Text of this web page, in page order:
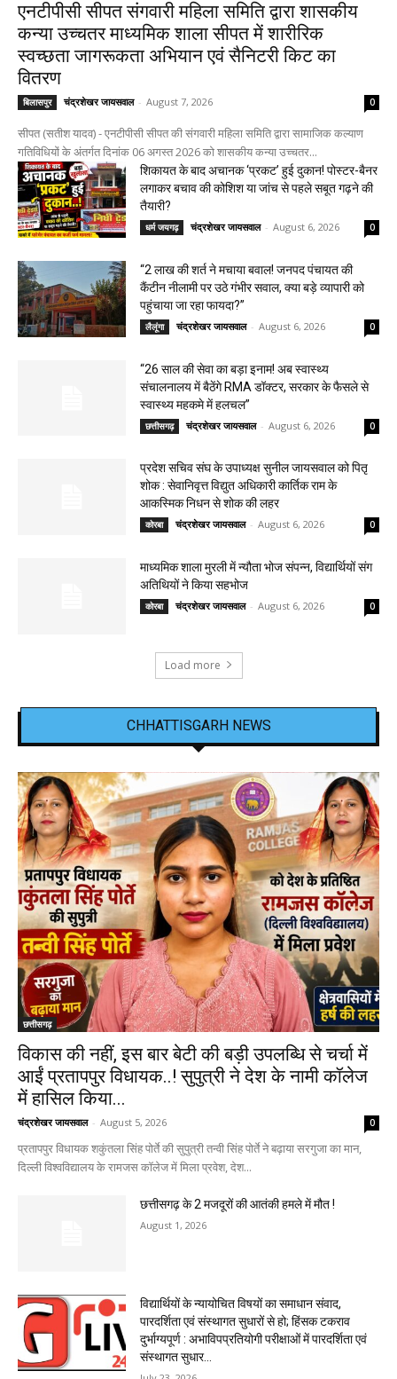
एनटीपीसी सीपत संगवारी महिला समिति द्वारा शासकीय
कन्या उच्चतर माध्यमिक शाला सीपत में शारीरिक
स्वच्छता जागरूकता अभियान एवं सैनिटरी किट का
वितरण
बिलासपुर चंद्रशेखर जायसवाल - August 7, 2026 0
सीपत (सतीश यादव) - एनटीपीसी सीपत की संगवारी महिला समिति द्वारा सामाजिक कल्याण
गतिविधियों के अंतर्गत दिनांक 06 अगस्त 2026 को शासकीय कन्या उच्चतर...
शिकायत के बाद अचानक ‘प्रकट’ हुई दुकान! पोस्टर-बैनर
लगाकर बचाव की कोशिश या जांच से पहले सबूत गढ़ने की
तैयारी?
धर्म जयगढ़ चंद्रशेखर जायसवाल - August 6, 2026 0
“2 लाख की शर्त ने मचाया बवाल! जनपद पंचायत की
कैंटीन नीलामी पर उठे गंभीर सवाल, क्या बड़े व्यापारी को
पहुंचाया जा रहा फायदा?”
लैलूंगा चंद्रशेखर जायसवाल - August 6, 2026 0
“26 साल की सेवा का बड़ा इनाम! अब स्वास्थ्य
संचालनालय में बैठेंगे RMA डॉक्टर, सरकार के फैसले से
स्वास्थ्य महकमे में हलचल”
छत्तीसगढ़ चंद्रशेखर जायसवाल - August 6, 2026 0
प्रदेश सचिव संघ के उपाध्यक्ष सुनील जायसवाल को पितृ
शोक : सेवानिवृत्त विद्युत अधिकारी कार्तिक राम के
आकस्मिक निधन से शोक की लहर
कोरबा चंद्रशेखर जायसवाल - August 6, 2026 0
माध्यमिक शाला मुरली में न्यौता भोज संपन्न, विद्यार्थियों संग
अतिथियों ने किया सहभोज
कोरबा चंद्रशेखर जायसवाल - August 6, 2026 0
Load more
CHHATTISGARH NEWS
छत्तीसगढ़
विकास की नहीं, इस बार बेटी की बड़ी उपलब्धि से चर्चा में
आईं प्रतापपुर विधायक..! सुपुत्री ने देश के नामी कॉलेज
में हासिल किया...
चंद्रशेखर जायसवाल - August 5, 2026 0
प्रतापपुर विधायक शकुंतला सिंह पोर्ते की सुपुत्री तन्वी सिंह पोर्ते ने बढ़ाया सरगुजा का मान,
दिल्ली विश्वविद्यालय के रामजस कॉलेज में मिला प्रवेश, देश...
छत्तीसगढ़ के 2 मजदूरों की आतंकी हमले में मौत !
August 1, 2026
विद्यार्थियों के न्यायोचित विषयों का समाधान संवाद,
पारदर्शिता एवं संस्थागत सुधारों से हो; हिंसक टकराव
दुर्भाग्यपूर्ण : अभाविपप्रतियोगी परीक्षाओं में पारदर्शिता एवं
संस्थागत सुधार...